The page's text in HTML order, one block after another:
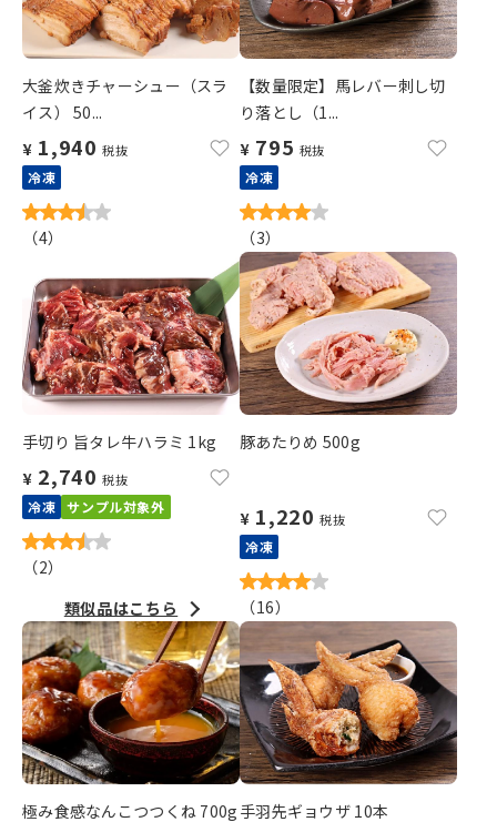
大釜炊きチャーシュー（スラ
イス） 50...
¥ 1,940 税抜
冷凍
（4）
【数量限定】馬レバー刺し切
り落とし（1...
¥ 795 税抜
冷凍
（3）
手切り 旨タレ牛ハラミ 1kg
¥ 2,740 税抜
冷凍 サンプル対象外
（2）
類似品はこちら
豚あたりめ 500g
¥ 1,220 税抜
冷凍
（16）
極み食感なんこつつくね 700g 手羽先ギョウザ 10本